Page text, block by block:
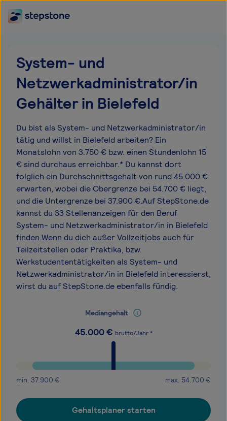
System- und
Netzwerkadministrator/in
Gehälter in Bielefeld
Du bist als System- und Netzwerkadministrator/in
tätig und willst in Bielefeld arbeiten? Ein
Monatslohn von 3.750 € bzw. einen Stundenlohn 15
€ sind durchaus erreichbar.* Du kannst dort
folglich ein Durchschnittsgehalt von rund 45.000 €
erwarten, wobei die Obergrenze bei 54.700 € liegt,
und die Untergrenze bei 37.900 €.Auf StepStone.de
kannst du 33 Stellenanzeigen für den Beruf
System- und Netzwerkadministrator/in in Bielefeld
finden.Wenn du dich außer Vollzeitjobs auch für
Teilzeitstellen oder Praktika, bzw.
Werkstudententätigkeiten als System- und
Netzwerkadministrator/in in Bielefeld interessierst,
wirst du auf StepStone.de ebenfalls fündig.
Mediangehalt
45.000€ brutto/Jahr *
min. 37.900 € max. 54.700 €
Gehaltsplaner starten